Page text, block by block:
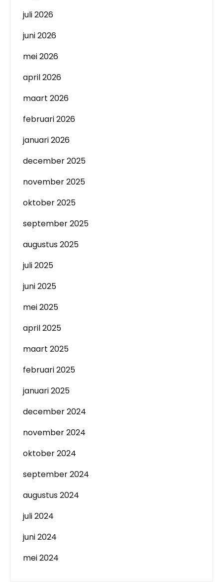
juli 2026
juni 2026
mei 2026
april 2026
maart 2026
februari 2026
januari 2026
december 2025
november 2025
oktober 2025
september 2025
augustus 2025
juli 2025
juni 2025
mei 2025
april 2025
maart 2025
februari 2025
januari 2025
december 2024
november 2024
oktober 2024
september 2024
augustus 2024
juli 2024
juni 2024
mei 2024